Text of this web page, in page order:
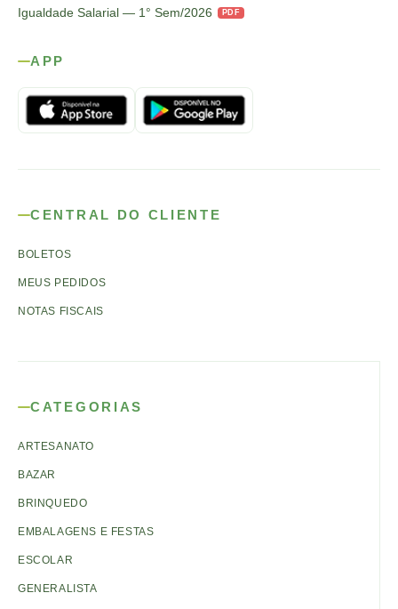
Igualdade Salarial — 1° Sem/2026
PDF
APP
CENTRAL DO CLIENTE
BOLETOS
MEUS PEDIDOS
NOTAS FISCAIS
CATEGORIAS
ARTESANATO
BAZAR
BRINQUEDO
EMBALAGENS E FESTAS
ESCOLAR
GENERALISTA